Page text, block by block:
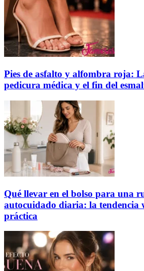
Pies de asfalto y alfombra roja:
pedicura médica y el fin del
Qué llevar en el bolso para una
autocuidado diaria: la tendencia
práctica